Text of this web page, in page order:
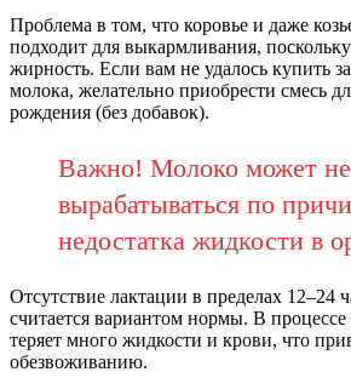
Проблема в том, что коровье и даже
подходит для выкармливания,
жирность. Если вам не удалось купить
молока, желательно приобрести смесь
рождения (без добавок).
Важно! Молоко может не
вырабатываться по
недостатка жидкости в
Отсутствие лактации в пределах 12–24
считается вариантом нормы. В процессе
теряет много жидкости и крови, что
обезвоживанию.